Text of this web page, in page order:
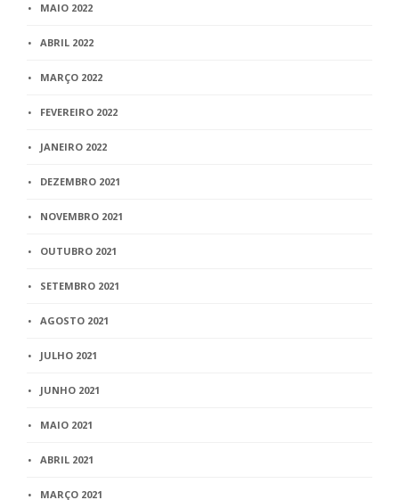
MAIO 2022
ABRIL 2022
MARÇO 2022
FEVEREIRO 2022
JANEIRO 2022
DEZEMBRO 2021
NOVEMBRO 2021
OUTUBRO 2021
SETEMBRO 2021
AGOSTO 2021
JULHO 2021
JUNHO 2021
MAIO 2021
ABRIL 2021
MARÇO 2021